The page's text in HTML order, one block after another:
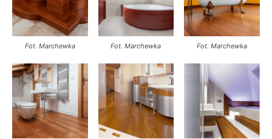
Fot. Marchewka Fot. Marchewka Fot. Marchewka